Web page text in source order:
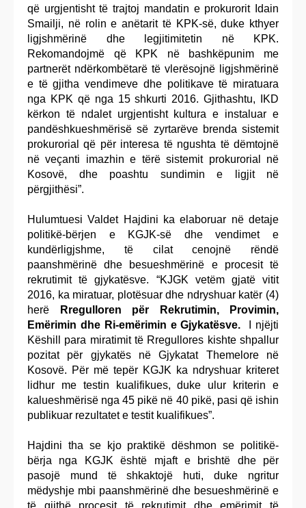
që urgjentisht të trajtoj mandatin e prokurorit Idain
Smailji, në rolin e anëtarit të KPK-së, duke kthyer
ligjshmërinë dhe legjitimitetin në KPK.
Rekomandojmë që KPK në bashkëpunim me
partnerët ndërkombëtarë të vlerësojnë ligjshmërinë
e të gjitha vendimeve dhe politikave të miratuara
nga KPK që nga 15 shkurti 2016. Gjithashtu, IKD
kërkon të ndalet urgjentisht kultura e instaluar e
pandëshkueshmërisë së zyrtarëve brenda sistemit
prokurorial që për interesa të ngushta të dëmtojnë
në veçanti imazhin e tërë sistemit prokurorial në
Kosovë, dhe poashtu sundimin e ligjit në
përgjithësi”.
Hulumtuesi Valdet Hajdini ka elaboruar në detaje
politikë-bërjen e KGJK-së dhe vendimet e
kundërligjshme, të cilat cenojnë rëndë
paanshmërinë dhe besueshmërinë e procesit të
rekrutimit të gjykatësve. “KJGK vetëm gjatë vitit
2016, ka miratuar, plotësuar dhe ndryshuar katër (4)
herë
Rregulloren
për Rekrutimin, Provimin,
Emërimin dhe Ri-emërimin e Gjykatësve.
I njëjti
Këshill para miratimit të Rregullores kishte shpallur
pozitat për gjykatës në Gjykatat Themelore në
Kosovë. Për më tepër KGJK ka ndryshuar kriteret
lidhur me testin kualifikues, duke ulur kriterin e
kalueshmërisë nga 45 pikë në 40 pikë, pasi që ishin
publikuar rezultatet e testit kualifikues”.
Hajdini tha se kjo praktikë dëshmon se politikë-
bërja nga KGJK është mjaft e brishtë dhe për
pasojë mund të shkaktojë huti, duke ngritur
mëdyshje mbi paanshmërinë dhe besueshmërinë e
të gjithë procesit të rekrutimit dhe emërimit të